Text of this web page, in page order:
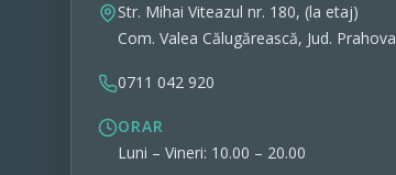
Str. Mihai Viteazul nr. 180, (la etaj)
Com. Valea Călugărească, Jud. Prahova
0711 042 920
ORAR
Luni – Vineri: 10.00 – 20.00